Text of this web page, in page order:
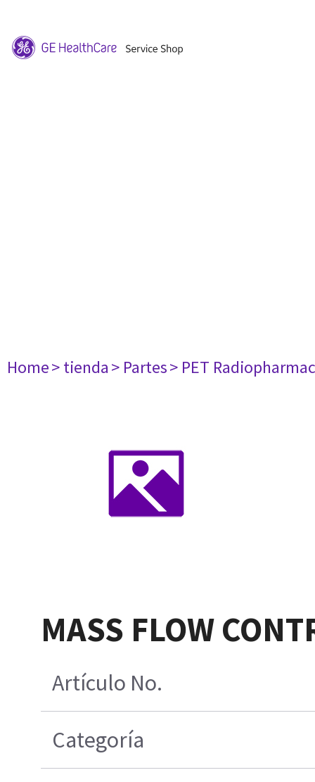
Home> tienda> Partes> PET
MASS FLOW
Artículo No.
Categoría